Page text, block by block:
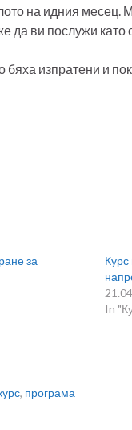
на идния месец.
да ви послужи
изпратени и
за
In
, програма